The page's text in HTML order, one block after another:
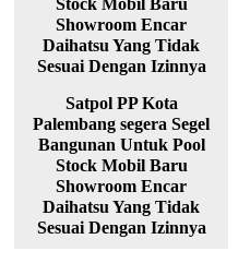
Satpol PP Kota
Palembang segera Segel
Bangunan Untuk Pool
Stock Mobil Baru
Showroom Encar
Daihatsu Yang Tidak
Sesuai Dengan Izinnya